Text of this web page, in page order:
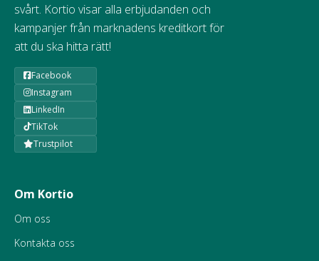
svårt. Kortio visar alla erbjudanden och
kampanjer från marknadens kreditkort för
att du ska hitta rätt!
Facebook
Instagram
LinkedIn
TikTok
Trustpilot
Om Kortio
Om oss
Kontakta oss